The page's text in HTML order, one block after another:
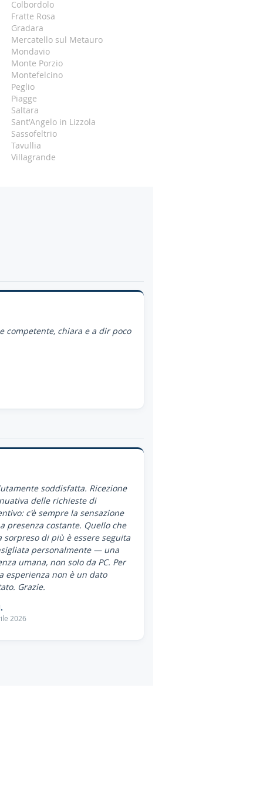
Colbordolo
Fratte Rosa
Gradara
Mercatello sul Metauro
Mondavio
Monte Porzio
Montefelcino
Peglio
Piagge
Saltara
Sant'Angelo in Lizzola
Sassofeltrio
Tavullia
Villagrande
competente, chiara e a dir poco
soddisfatta. Ricezione
delle richieste di
c'è sempre la sensazione
presenza costante. Quello che
sorpreso di più è essere seguita
personalmente — una
umana, non solo da PC. Per
esperienza non è un dato
Grazie.
2026